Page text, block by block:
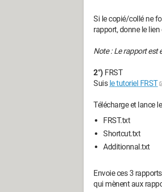
Si le copié/collé ne
rapport, donne le
Note : Le rapport est
2°) FRST
Suis le tutoriel FRST
Télécharge et lance
FRST.txt
Shortcut.txt
Additionnal.txt
Envoie ces 3
qui mènent aux